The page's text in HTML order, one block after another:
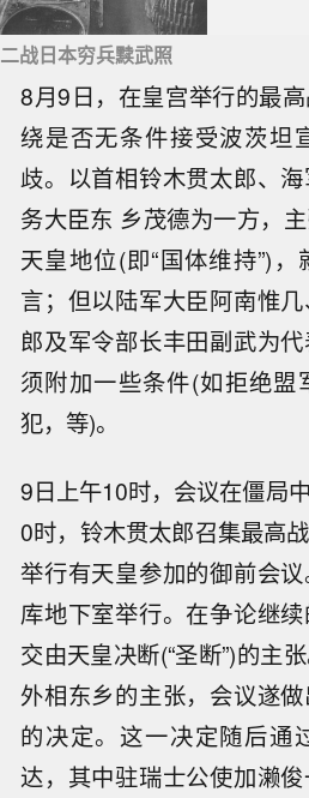
二战日本穷兵黩武照
8月9日，在皇宫举行的最
绕是否无条件接受波茨坦
歧。以首相铃木贯太郎、
务大臣东 乡茂德为一方，
天皇地位(即“国体维持”)
言；但以陆军大臣阿南惟
郎及军令部长丰田副武为
须附加一些条件(如拒绝盟
犯，等)。
9日上午10时，会议在僵局
0时，铃木贯太郎召集最高
举行有天皇参加的御前会
库地下室举行。在争论继
交由天皇决断(“圣断”)的主
外相东乡的主张，会议遂
的决定。这一决定随后通
达，其中驻瑞士公使加濑